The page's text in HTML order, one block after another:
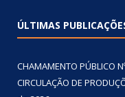
ÚLTIMAS
CHAMAMENTO PÚBLICO
CIRCULAÇÃO DE